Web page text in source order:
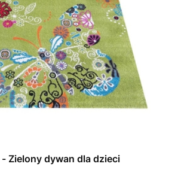
- Zielony dywan dla dzieci